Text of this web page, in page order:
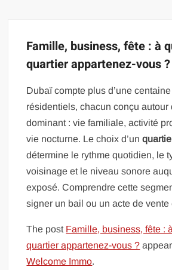
Famille, business, fête : à
quartier appartenez-vous ?
Dubaï compte plus d’une
résidentiels, chacun conçu autour
dominant : vie familiale, activité
vie nocturne. Le choix d’un
détermine le rythme quotidien, le
voisinage et le niveau sonore
exposé. Comprendre cette
signer un bail ou un acte de
The post Famille, business, fête :
quartier appartenez-vous ?
Welcome Immo.